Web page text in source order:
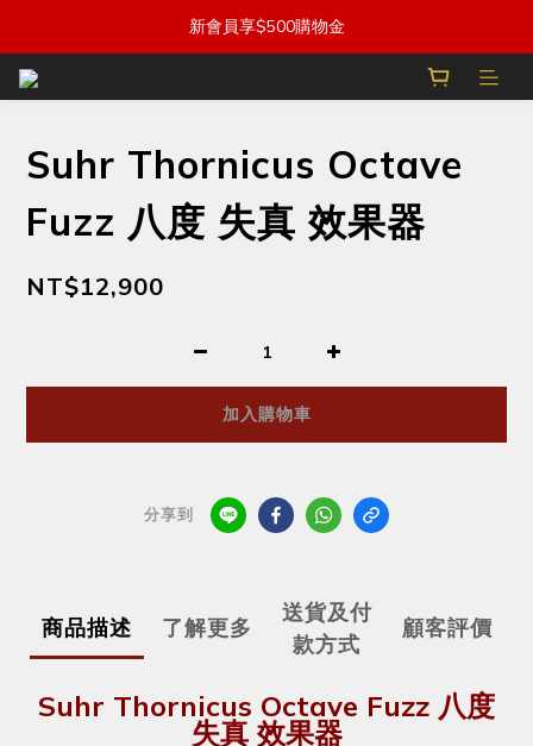
新會員享$500購物金
Suhr Thornicus Octave
Fuzz 八度 失真 效果器
NT$12,900
加入購物車
分享到
商品描述 了解更多
送貨及付
款方式
顧客評價
Suhr Thornicus Octave Fuzz 八度
失真 效果器